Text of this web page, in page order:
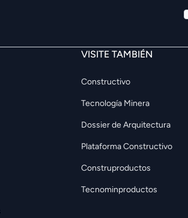
VISITE TAMBIÉN
Constructivo
Tecnología Minera
Dossier de Arquitectura
Plataforma Constructivo
Construproductos
Tecnominproductos